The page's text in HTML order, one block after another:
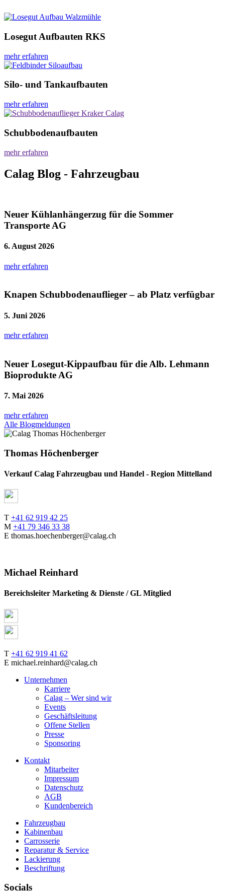
Losegut Aufbauten RKS
mehr erfahren
Silo- und Tankaufbauten
mehr erfahren
Schubbodenaufbauten
mehr erfahren
Calag Blog - Fahrzeugbau
Neuer Kühlanhängerzug für die Sommer
Transporte AG
6. August 2026
mehr erfahren
Knapen Schubbodenauflieger – ab Platz verfügbar
5. Juni 2026
mehr erfahren
Neuer Losegut-Kippaufbau für die Alb. Lehmann
Bioprodukte AG
7. Mai 2026
mehr erfahren
Alle Blogmeldungen
Thomas Höchenberger
Verkauf Calag Fahrzeugbau und Handel - Region Mittelland
T +41 62 919 42 25
M +41 79 346 33 38
E thomas.hoechenberger@calag.ch
Michael Reinhard
Bereichsleiter Marketing & Dienste / GL Mitglied
T +41 62 919 41 62
E michael.reinhard@calag.ch
Unternehmen
Karriere
Calag – Wer sind wir
Events
Geschäftsleitung
Offene Stellen
Presse
Sponsoring
Kontakt
Mitarbeiter
Impressum
Datenschutz
AGB
Kundenbereich
Fahrzeugbau
Kabinenbau
Carrosserie
Reparatur & Service
Lackierung
Beschriftung
Socials